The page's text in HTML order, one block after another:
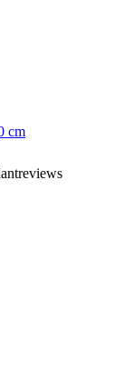
cm